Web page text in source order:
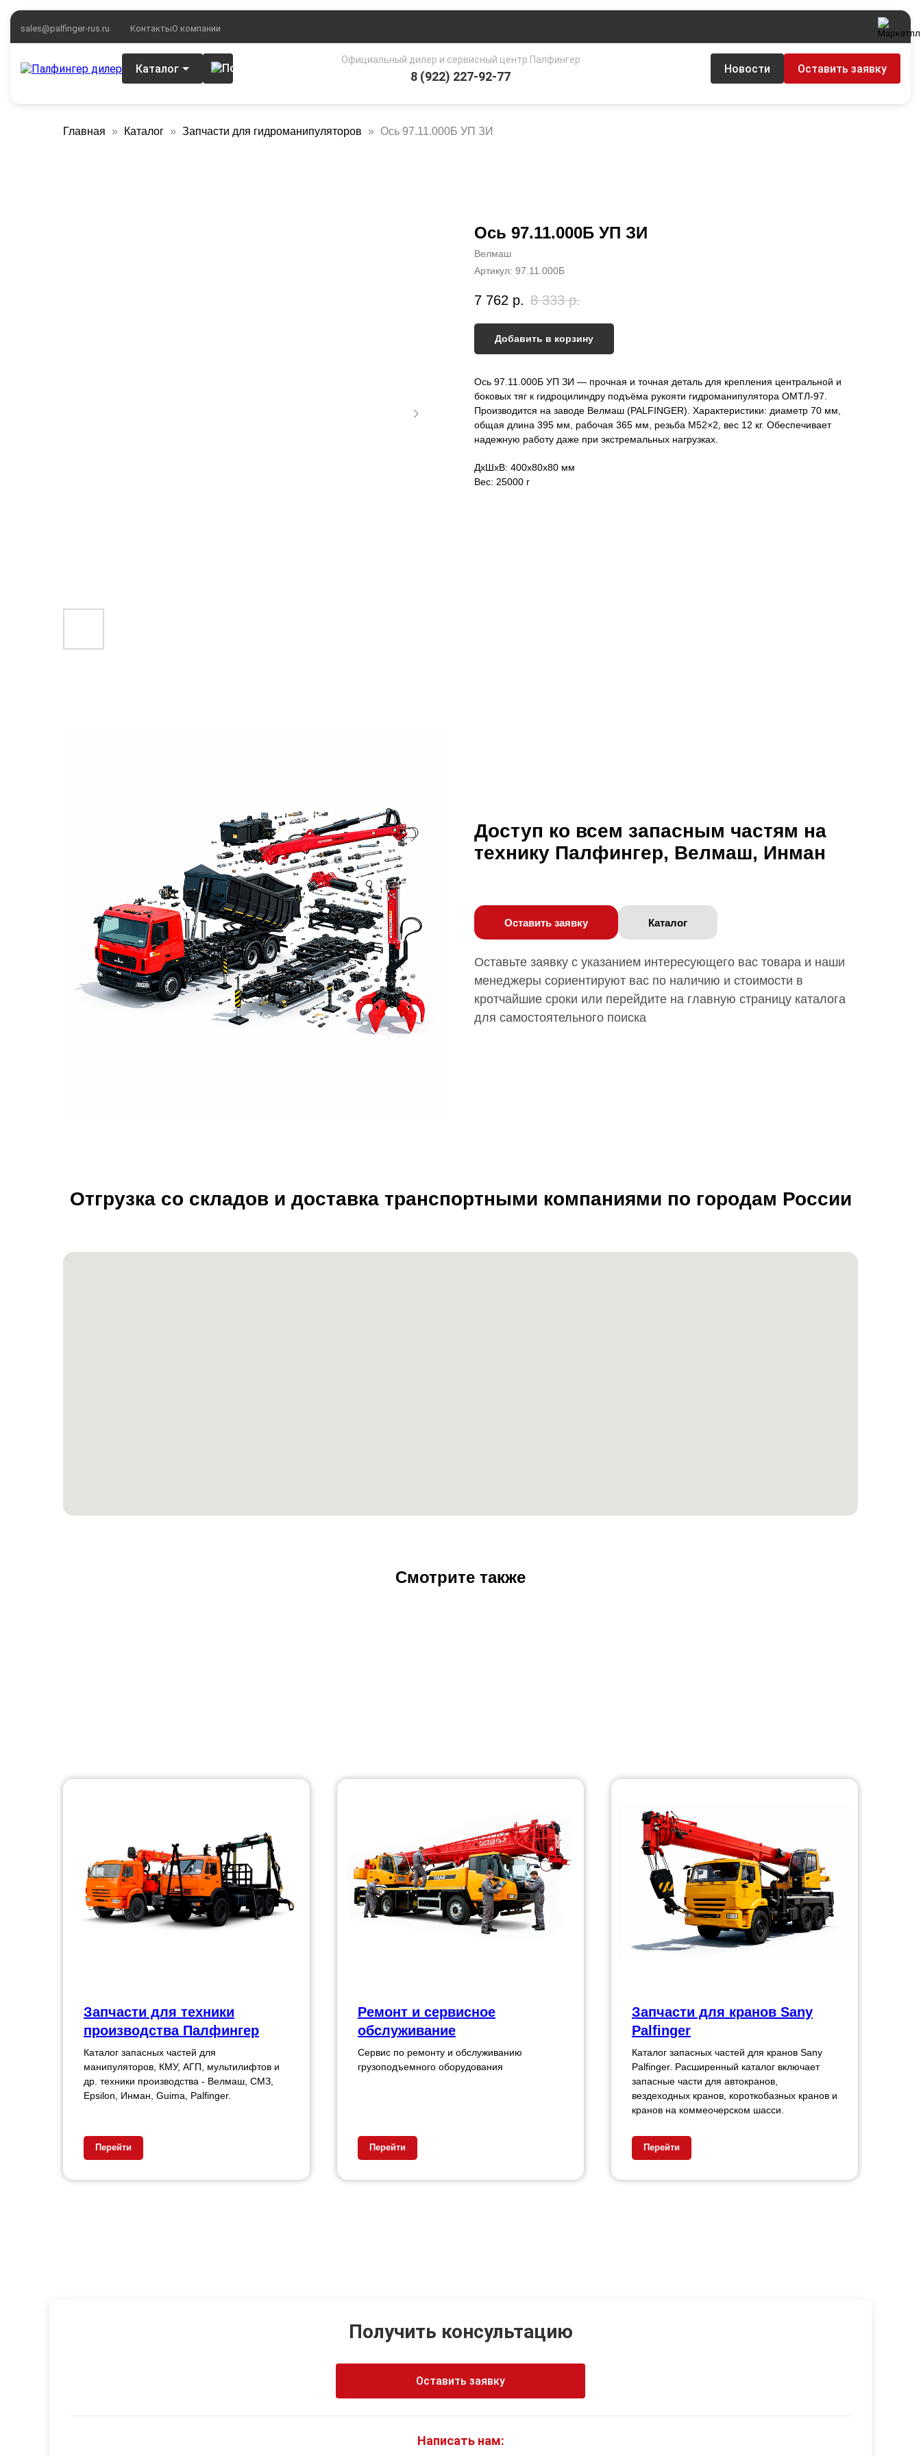
sales@palfinger-rus.ru КонтактыО компании
Каталог
Официальный дилер и сервисный центр Палфингер
8 (922) 227-92-77
Новости Оставить заявку
Главная Каталог Запчасти для гидроманипуляторов Ось 97.11.000Б УП ЗИ
Ось 97.11.000Б УП ЗИ
Велмаш
Артикул: 97.11.000Б
7 762 р. 8 333 р.
Добавить в корзину
Ось 97.11.000Б УП ЗИ — прочная и точная деталь для крепления центральной и
боковых тяг к гидроцилиндру подъёма рукояти гидроманипулятора ОМТЛ-97.
Производится на заводе Велмаш (PALFINGER). Характеристики: диаметр 70 мм,
общая длина 395 мм, рабочая 365 мм, резьба М52×2, вес 12 кг. Обеспечивает
надежную работу даже при экстремальных нагрузках.
ДxШxВ: 400x80x80 мм
Вес: 25000 г
Доступ ко всем запасным частям на
технику Палфингер, Велмаш, Инман
Оставить заявку Каталог
Оставьте заявку с указанием интересующего вас товара и наши
менеджеры сориентируют вас по наличию и стоимости в
кротчайшие сроки или перейдите на главную страницу каталога
для самостоятельного поиска
Отгрузка со складов и доставка транспортными компаниями по городам России
Смотрите также
Запчасти для техники
производства Палфингер
Каталог запасных частей для
манипуляторов, КМУ, АГП, мультилифтов и
др. техники производства - Велмаш, СМЗ,
Epsilon, Инман, Guima, Palfinger.
Перейти
Ремонт и сервисное
обслуживание
Сервис по ремонту и обслуживанию
грузоподъемного оборудования
Перейти
Запчасти для кранов Sany
Palfinger
Каталог запасных частей для кранов Sany
Palfinger. Расширенный каталог включает
запасные части для автокранов,
вездеходных кранов, короткобазных кранов и
кранов на коммеочерском шасси.
Перейти
Получить консультацию
Оставить заявку
Написать нам: